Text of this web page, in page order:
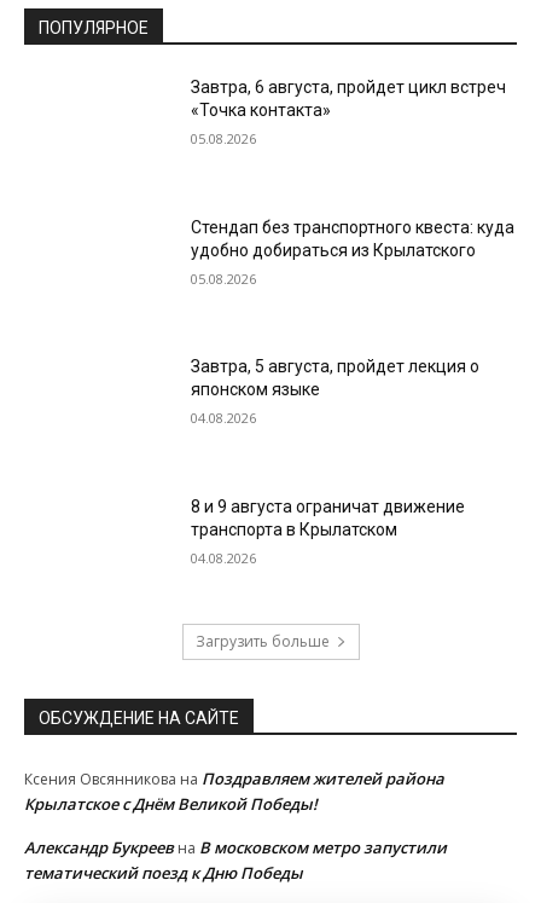
ПОПУЛЯРНОЕ
Завтра, 6 августа, пройдет цикл встреч
«Точка контакта»
05.08.2026
Стендап без транспортного квеста: куда
удобно добираться из Крылатского
05.08.2026
Завтра, 5 августа, пройдет лекция о
японском языке
04.08.2026
8 и 9 августа ограничат движение
транспорта в Крылатском
04.08.2026
Загрузить больше
ОБСУЖДЕНИЕ НА САЙТЕ
Ксения Овсянникова на Поздравляем жителей района
Крылатское с Днём Великой Победы!
Александр Букреевна В московском метро запустили
тематический поезд к Дню Победы